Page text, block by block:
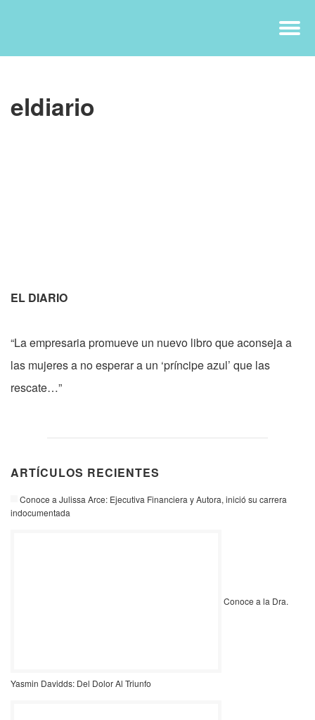
eldiario
EL DIARIO
“La empresaria promueve un nuevo libro que aconseja a
las mujeres a no esperar a un ‘príncipe azul’ que las
rescate…”
ARTÍCULOS RECIENTES
Conoce a Julissa Arce: Ejecutiva Financiera y Autora, inició su carrera
indocumentada
Conoce a la Dra.
Yasmin Davidds: Del Dolor Al Triunfo